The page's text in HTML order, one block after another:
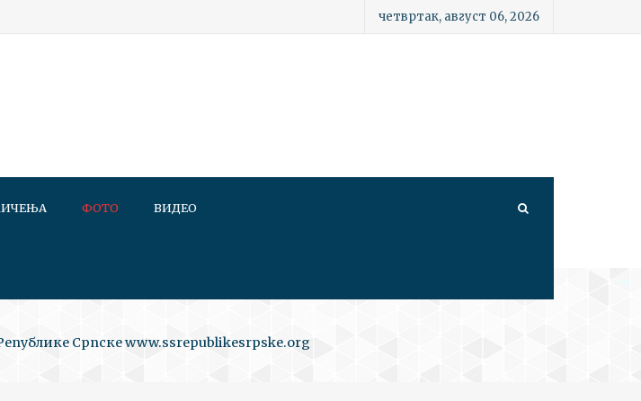
четвртак, август 06, 2026
ФОТО ВИДЕО
Српске www.ssrepublikesrpske.org